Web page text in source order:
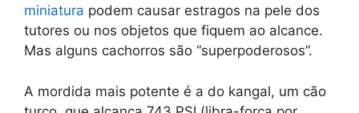
miniatura podem causar estragos na pele dos
tutores ou nos objetos que fiquem ao alcance.
Mas alguns cachorros são “superpoderosos”.
A mordida mais potente é a do kangal, um cão